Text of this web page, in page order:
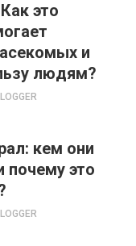
это
и
людям?
кем они
почему это